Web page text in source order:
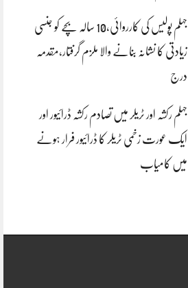
جہلم پولیس کی کارروائی،10 سالہ بچے کو جنسی
زیادتی کا نشانہ بنانے والا ملزم گرفتار،مقدمہ
درج
جہلم رکشہ اور ٹریلر میں تصادم رکشہ ڈرائیور اور
ایک عورت زخمی ٹریلر کا ڈرائیور فرار ہونے
میں کامیاب